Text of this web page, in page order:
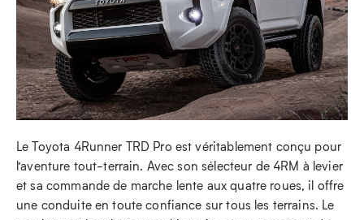
Le Toyota 4Runner TRD Pro est véritablement conçu pour
l’aventure tout-terrain. Avec son sélecteur de 4RM à levier
et sa commande de marche lente aux quatre roues, il offre
une conduite en toute confiance sur tous les terrains. Le